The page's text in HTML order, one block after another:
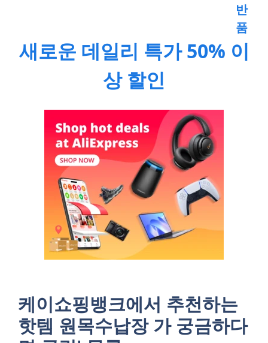
반
품
새로운 데일리 특가 50% 이
상 할인
케이쇼핑뱅크에서 추천하는
핫템 원목수납장 가 궁금하다